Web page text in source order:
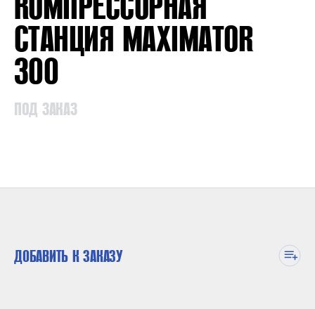
СТАНЦИЯ MAXIMATOR
300
ПОД ЗАКАЗ
ДОБАВИТЬ К ЗАКАЗУ